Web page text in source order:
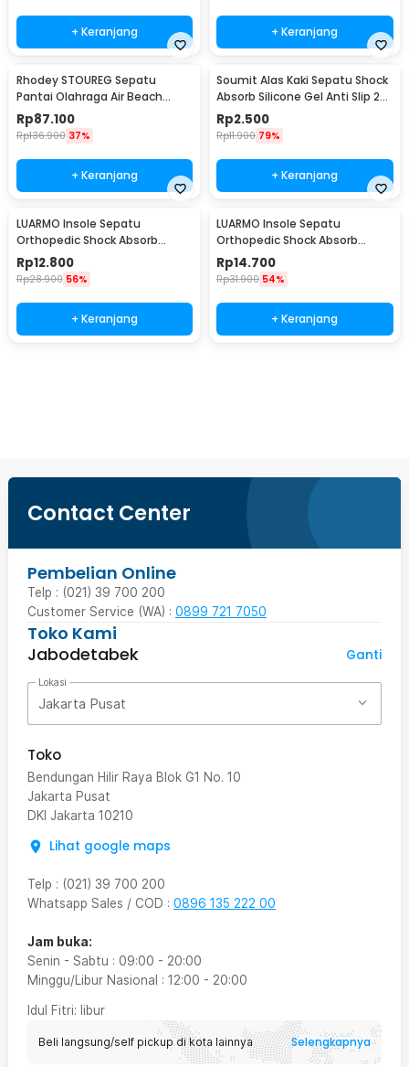
+ Keranjang + Keranjang
Rhodey STOUREG Sepatu
Pantai Olahraga Air Beach
Shoes 44 - 6688
Rp87.100
Rp136.900 37%
+ Keranjang
Soumit Alas Kaki Sepatu Shock
Absorb Silicone Gel Anti Slip 2
PCS - MJ003
Rp2.500
Rp11.900 79%
+ Keranjang
LUARMO Insole Sepatu
Orthopedic Shock Absorb
Cushioned EVA Foam M - L3
Rp12.800
Rp28.900 56%
+ Keranjang
LUARMO Insole Sepatu
Orthopedic Shock Absorb
Cushioned EVA Foam L - L3
Rp14.700
Rp31.900 54%
+ Keranjang
Contact Center
Pembelian Online
Telp : (021) 39 700 200
Customer Service (WA) : 0899 721 7050
Toko Kami
Jabodetabek
Ganti
Lokasi
Jakarta Pusat
Toko
Bendungan Hilir Raya Blok G1 No. 10
Jakarta Pusat
DKI Jakarta 10210
Lihat google maps
Telp : (021) 39 700 200
Whatsapp Sales / COD : 0896 135 222 00
Jam buka:
Senin - Sabtu : 09:00 - 20:00
Minggu/Libur Nasional : 12:00 - 20:00
Idul Fitri: libur
Beli langsung/self pickup di kota lainnya Selengkapnya